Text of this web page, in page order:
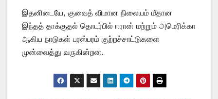
இதனிடையே, குவைத் விமான நிலையம் மீதான
இந்தத் தாக்குதல் தொடர்பில் ஈரான் மற்றும் அமெரிக்கா
ஆகிய நாடுகள் பரஸ்பரம் குற்றச்சாட்டுகளை
முன்வைத்து வருகின்றன.